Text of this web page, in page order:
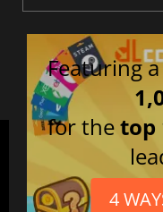
Featuring
for thetop
4